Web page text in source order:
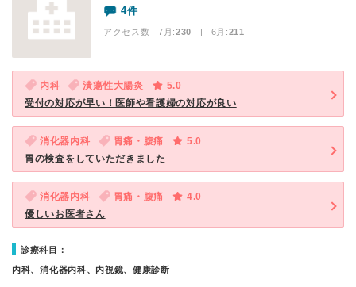
4件
アクセス数 7月:230 | 6月:211
内科 潰瘍性大腸炎
5.0
受付の対応が早い！医師や看護婦の対応が良い
消化器内科 胃痛・腹痛
5.0
胃の検査をしていただきました
消化器内科 胃痛・腹痛
4.0
優しいお医者さん
診療科目：
内科、消化器内科、内視鏡、健康診断